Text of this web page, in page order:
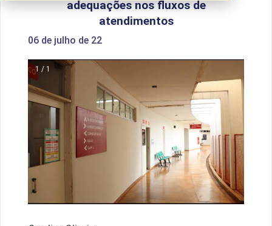
adequações nos fluxos de
atendimentos
06 de julho de 22
1 / 1